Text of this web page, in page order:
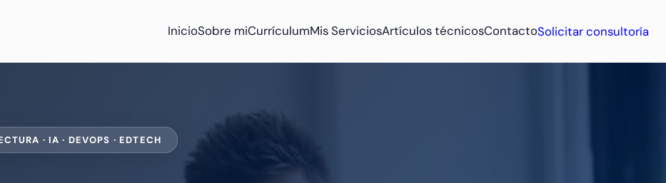
InicioSobre miCurrículumMis ServiciosArtículos técnicosContactoSolicitar consultoría
· IA · DEVOPS · EDTECH